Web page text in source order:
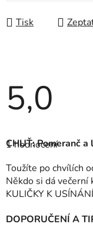
Tisk
5,0
hodnocení
produktu
5,0
z
5
hvězdiček.
1 hodnocení
CHUŤ: Pomeranč a
Toužíte po chvílích
Někdo si dá
KULIČKY K
DOPORUČENÍ A